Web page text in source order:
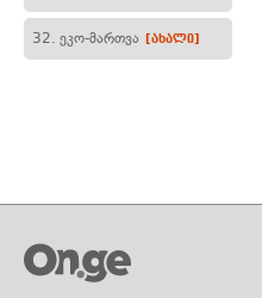
32. ეკო-მართვა [ახალი]